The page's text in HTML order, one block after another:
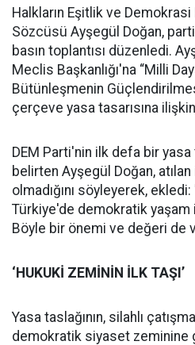
Halkların Eşitlik ve
Sözcüsü Ayşegül Doğan,
basın toplantısı düzenledi.
Meclis Başkanlığı'na “Milli
Bütünleşmenin
çerçeve yasa tasarısına
DEM Parti'nin ilk defa bir yasa
belirten Ayşegül Doğan,
olmadığını söyleyerek,
Türkiye'de demokratik yaşam
Böyle bir önemi ve değeri de
‘HUKUKİ ZEMİNİN İLK TAŞI’
Yasa taslağının, silahlı
demokratik siyaset zeminine